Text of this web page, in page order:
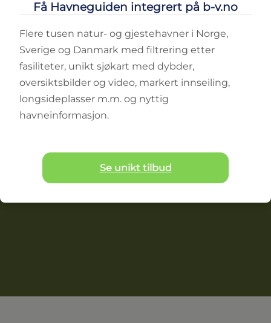
Få Havneguiden integrert på b-v.no
Flere tusen natur- og gjestehavner i Norge,
Sverige og Danmark med filtrering etter
fasiliteter, unikt sjøkart med dybder,
oversiktsbilder og video, markert innseiling,
longsideplasser m.m. og nyttig
havneinformasjon.
Se unikt tilbud